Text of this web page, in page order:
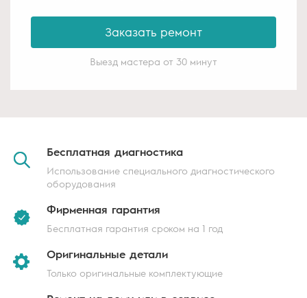
Заказать ремонт
Выезд мастера от 30 минут
Бесплатная диагностика
Использование специального диагностического
оборудования
Фирменная гарантия
Бесплатная гарантия сроком на 1 год
Оригинальные детали
Только оригинальные комплектующие